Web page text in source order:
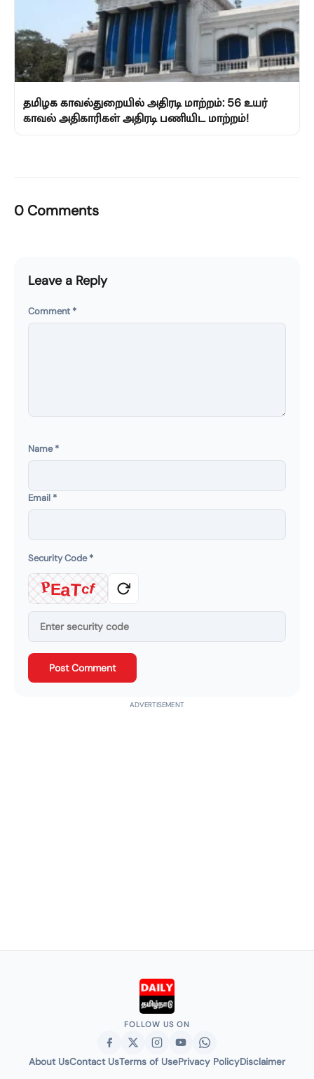
தமிழக காவல்துறையில் அதிரடி மாற்றம்: 56 உயர்
காவல் அதிகாரிகள் அதிரடி பணியிட மாற்றம்!
0 Comments
Leave a Reply
Comment *
Name*
Email *
Security Code*
PEaTcf
Post Comment
ADVERTISEMENT
FOLLOW US ON
About UsContact UsTerms of UsePrivacy PolicyDisclaimer